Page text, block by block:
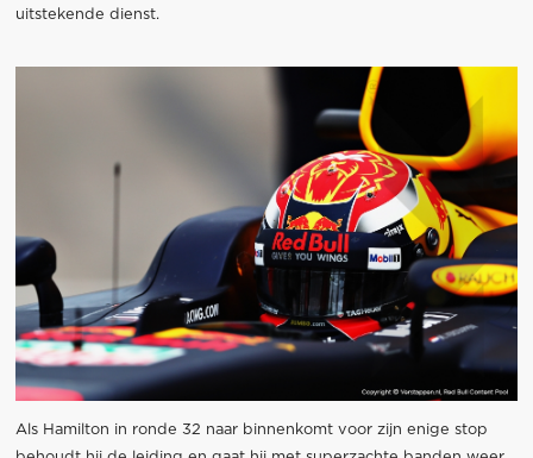
uitstekende dienst.
Als Hamilton in ronde 32 naar binnenkomt voor zijn enige stop